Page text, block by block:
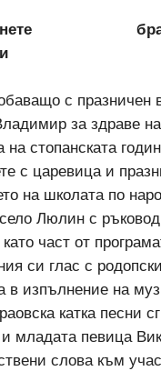
конете
с празничен
за здраве
на стопанската
с царевица и
на школата по
Люлин с
част от
си глас с
в изпълнение на
катка песни
младата певица
слова към